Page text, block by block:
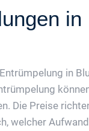
in
in
Die Preise
welcher